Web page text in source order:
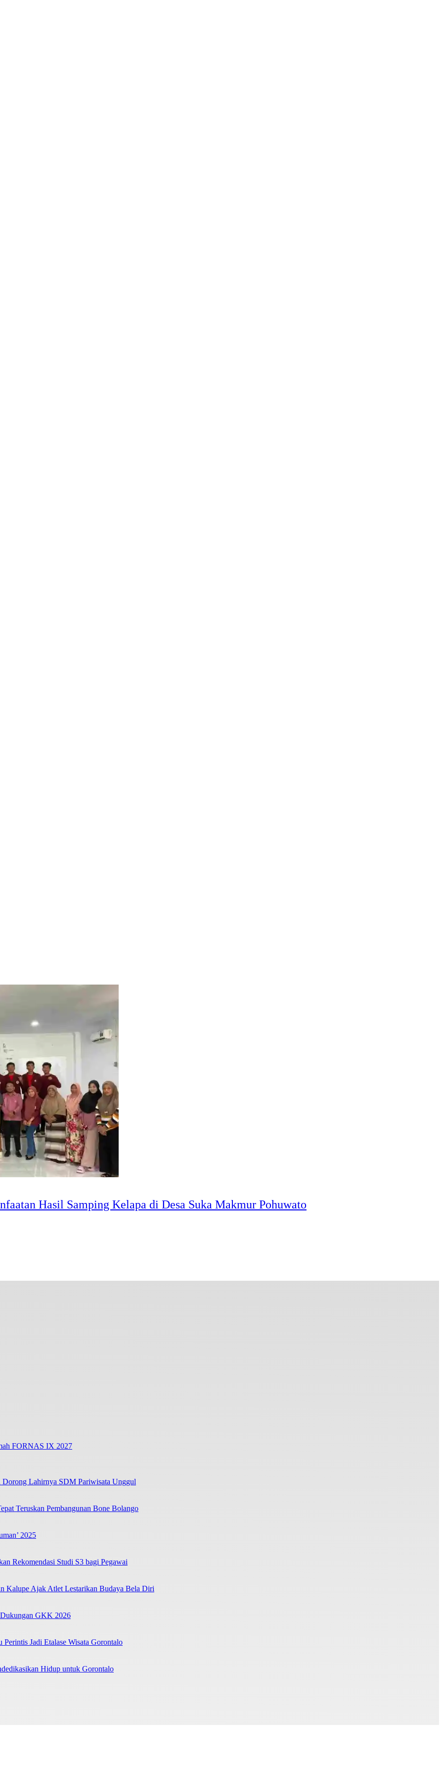
Hasil Samping Kelapa di Desa Suka Makmur Pohuwato
FORNAS IX 2027
Lahirnya SDM Pariwisata Unggul
Teruskan Pembangunan Bone Bolango
2025
Rekomendasi Studi S3 bagi Pegawai
Kalupe Ajak Atlet Lestarikan Budaya Bela Diri
Dukungan GKK 2026
Jadi Etalase Wisata Gorontalo
Hidup untuk Gorontalo